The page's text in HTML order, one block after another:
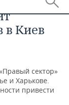
в Киев
сектор»
и Харькове.
привести